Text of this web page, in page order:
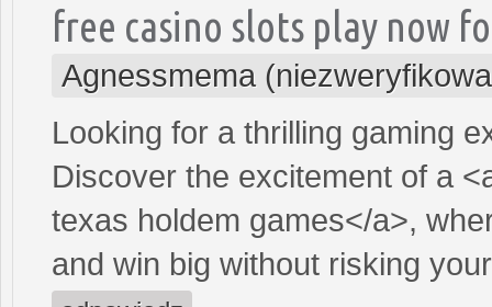
free casino slots play now
Agnessmema
Looking for a thrilling gaming
Discover the excitement of a
texas holdem games</a>,
and win big without risking